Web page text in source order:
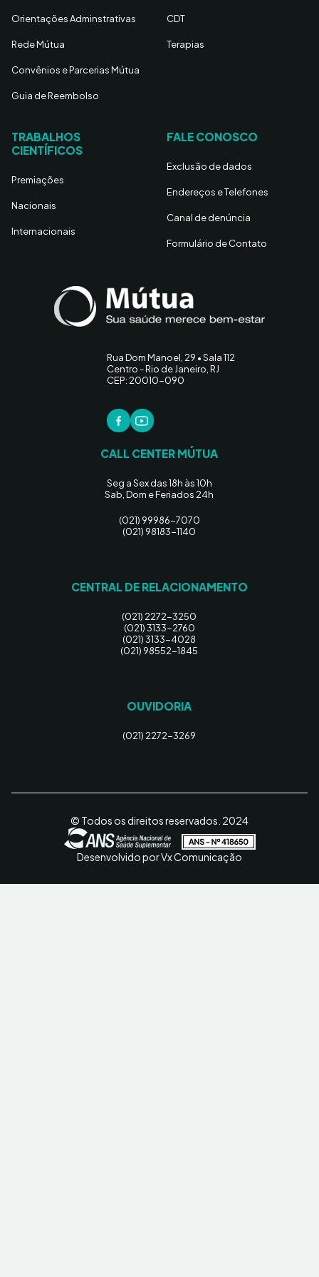
Orientações Adminstrativas
Rede Mútua
Convênios e Parcerias Mútua
Guia de Reembolso
CDT
Terapias
TRABALHOS
CIENTÍFICOS
Premiações
Nacionais
Internacionais
FALE CONOSCO
Exclusão de dados
Endereços e Telefones
Canal de denúncia
Formulário de Contato
Rua Dom Manoel, 29 • Sala 112
Centro - Rio de Janeiro, RJ
CEP: 20010-090
CALL CENTER MÚTUA
Seg a Sex das 18h às 10h
Sab, Dom e Feriados 24h
(021) 99986-7070
(021) 98183-1140
CENTRAL DE RELACIONAMENTO
(021) 2272-3250
(021) 3133-2760
(021) 3133-4028
(021) 98552-1845
OUVIDORIA
(021) 2272-3269
© Todos os direitos reservados. 2024
Desenvolvido por Vx Comunicação